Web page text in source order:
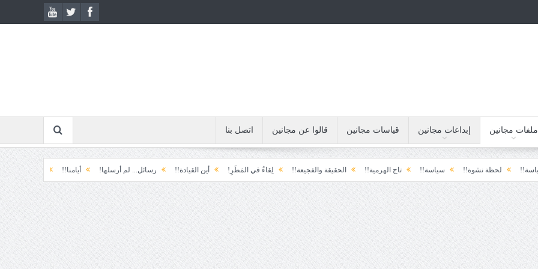
ملفات مجانين إبداعات مجانين قياسات مجانين قالوا عن مجانين اتصل بنا
لحظة نشوة!! سياسة!! تاج الهرمية!! الحقيقة والفجيعة!! لِقاءُ في المَطَرِ! أين القيادة!! رسائل... لم أرسلها! أيامنا!! خيبة الأمل.... الأولى!